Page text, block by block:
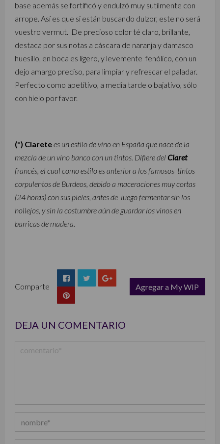
base además se fortificó y endulzó muy sutilmente con
arrope. Así es que si están buscando dulzor, este no será
vuestro vermut. De precioso color té claro, brillante,
destaca por sus notas a cáscara de naranja y damasco
huesillo, en boca es ligero, y levemente fenólico, con un
dejo amargo preciso, para limpiar y refrescar el paladar.
Perfecto como apetitivo, a media tarde o bajativo, sólo
con hielo por favor.
(*) Claretees un estilo de vino en España que nace de la
mezcla de un vino banco con un tintos. Difiere del Claret
francés, el cual como estilo es anterior a los famosos tintos
corpulentos de Burdeos, debido a maceraciones muy cortas
(24 horas) con sus pieles, antes de luego fermentar sin los
hollejos, y sin la costumbre aún de guardar los vinos en
barricas de madera.
Comparte
Agregar a My WIP
DEJA UN COMENTARIO